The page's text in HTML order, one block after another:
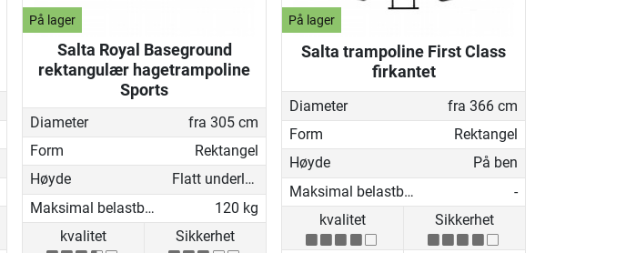
På lager
Salta Royal Baseground
rektangulær hagetrampoline
Sports
Diameter
fra 305 cm
Form
Rektangel
Høyde
Flatt underlag
Maksimal belastbarhet
120 kg
kvalitet
Sikkerhet
På lager
Salta trampoline First Class
firkantet
Diameter
fra 366 cm
Form
Rektangel
Høyde
På ben
Maksimal belastbarhet
-
kvalitet
Sikkerhet